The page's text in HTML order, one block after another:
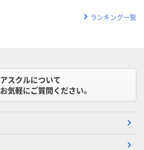
ランキング一覧
アスクルについて
お気軽にご質問ください。